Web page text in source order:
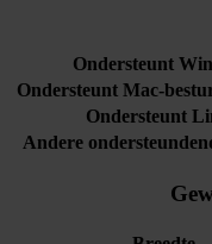
Ondersteunt
Ondersteunt Mac-
Ondersteunt
Andere